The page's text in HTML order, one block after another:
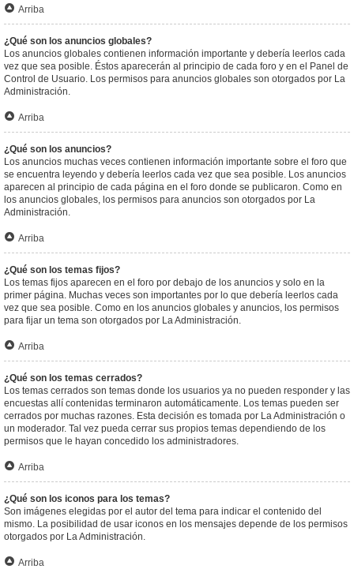
Arriba
¿Qué son los anuncios globales?
Los anuncios globales contienen información importante y debería leerlos cada
vez que sea posible. Éstos aparecerán al principio de cada foro y en el Panel de
Control de Usuario. Los permisos para anuncios globales son otorgados por La
Administración.
Arriba
¿Qué son los anuncios?
Los anuncios muchas veces contienen información importante sobre el foro que
se encuentra leyendo y debería leerlos cada vez que sea posible. Los anuncios
aparecen al principio de cada página en el foro donde se publicaron. Como en
los anuncios globales, los permisos para anuncios son otorgados por La
Administración.
Arriba
¿Qué son los temas fijos?
Los temas fijos aparecen en el foro por debajo de los anuncios y solo en la
primer página. Muchas veces son importantes por lo que debería leerlos cada
vez que sea posible. Como en los anuncios globales y anuncios, los permisos
para fijar un tema son otorgados por La Administración.
Arriba
¿Qué son los temas cerrados?
Los temas cerrados son temas donde los usuarios ya no pueden responder y las
encuestas allí contenidas terminaron automáticamente. Los temas pueden ser
cerrados por muchas razones. Esta decisión es tomada por La Administración o
un moderador. Tal vez pueda cerrar sus propios temas dependiendo de los
permisos que le hayan concedido los administradores.
Arriba
¿Qué son los iconos para los temas?
Son imágenes elegidas por el autor del tema para indicar el contenido del
mismo. La posibilidad de usar iconos en los mensajes depende de los permisos
otorgados por La Administración.
Arriba